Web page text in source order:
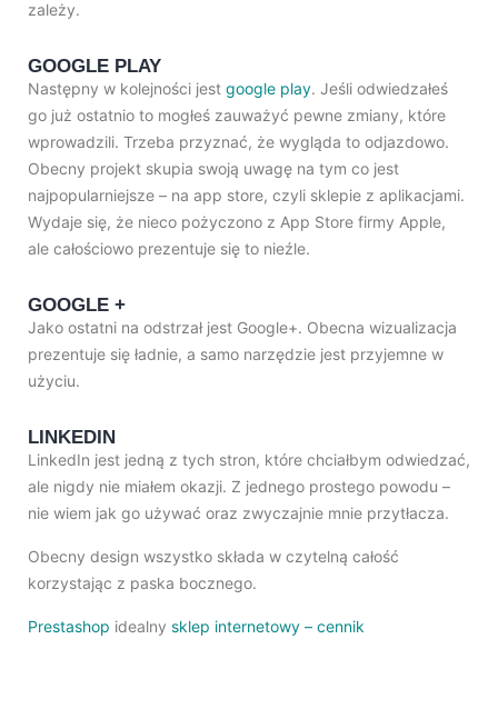
zależy.
GOOGLE PLAY
Następny w kolejności jest google play. Jeśli odwiedzałeś
go już ostatnio to mogłeś zauważyć pewne zmiany, które
wprowadzili. Trzeba przyznać, że wygląda to odjazdowo.
Obecny projekt skupia swoją uwagę na tym co jest
najpopularniejsze – na app store, czyli sklepie z aplikacjami.
Wydaje się, że nieco pożyczono z App Store firmy Apple,
ale całościowo prezentuje się to nieźle.
GOOGLE +
Jako ostatni na odstrzał jest Google+. Obecna wizualizacja
prezentuje się ładnie, a samo narzędzie jest przyjemne w
użyciu.
LINKEDIN
LinkedIn jest jedną z tych stron, które chciałbym odwiedzać,
ale nigdy nie miałem okazji. Z jednego prostego powodu –
nie wiem jak go używać oraz zwyczajnie mnie przytłacza.
Obecny design wszystko składa w czytelną całość
korzystając z paska bocznego.
Prestashop idealny sklep internetowy – cennik